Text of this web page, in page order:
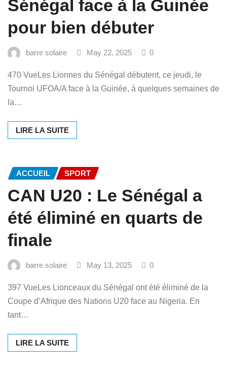
Sénégal face à la Guinée
pour bien débuter
barre solaire May 22, 2025 0
470 VueLes Lionnes du Sénégal débutent, ce jeudi, le
Tournoi UFOA/A face à la Guinée, à quelques semaines de
la…
LIRE LA SUITE
ACCUEIL SPORT
CAN U20 : Le Sénégal a
été éliminé en quarts de
finale
barre solaire May 13, 2025 0
397 VueLes Lionceaux du Sénégal ont été éliminé de la
Coupe d’Afrique des Nations U20 face au Nigeria. En
tant…
LIRE LA SUITE